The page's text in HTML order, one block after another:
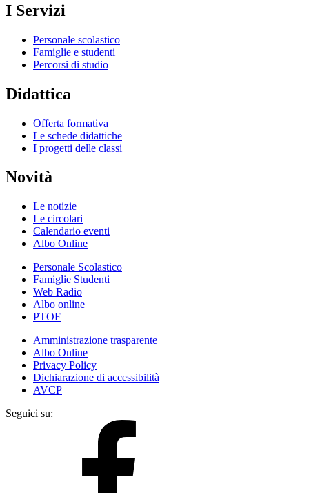
I Servizi
Personale scolastico
Famiglie e studenti
Percorsi di studio
Didattica
Offerta formativa
Le schede didattiche
I progetti delle classi
Novità
Le notizie
Le circolari
Calendario eventi
Albo Online
Personale Scolastico
Famiglie Studenti
Web Radio
Albo online
PTOF
Amministrazione trasparente
Albo Online
Privacy Policy
Dichiarazione di accessibilità
AVCP
Seguici su: